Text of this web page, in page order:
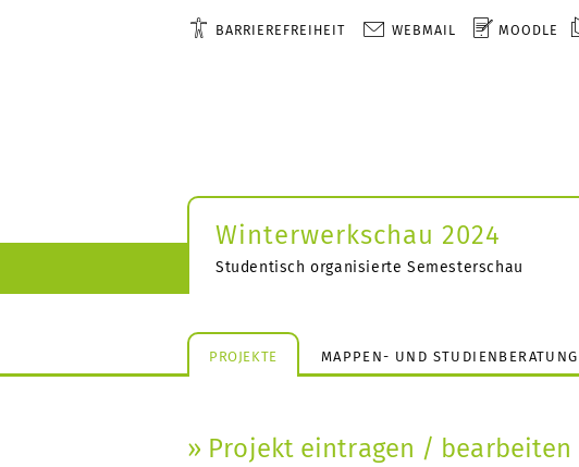
BARRIEREFREIHEIT WEBMAIL MOODLE
Winterwerkschau 2024
Studentisch organisierte Semesterschau
PROJEKTE MAPPEN- UND STUDIENBERATUNG
» Projekt eintragen / bearbeiten